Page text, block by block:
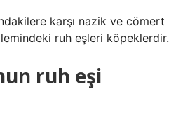
karşı nazik ve cömert
ruh eşleri köpeklerdir.
ruh eşi